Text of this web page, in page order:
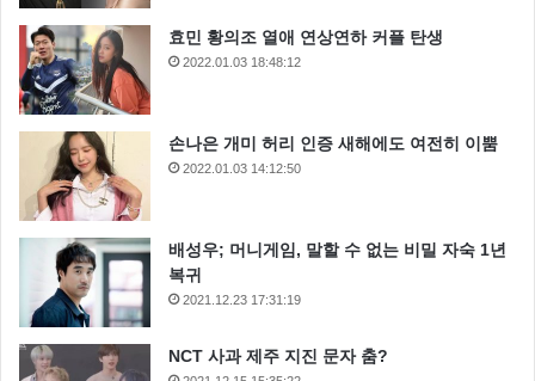
효민 황의조 열애 연상연하 커플 탄생
2022.01.03 18:48:12
손나은 개미 허리 인증 새해에도 여전히 이뿜
2022.01.03 14:12:50
배성우; 머니게임, 말할 수 없는 비밀 자숙 1년
복귀
2021.12.23 17:31:19
NCT 사과 제주 지진 문자 춤?